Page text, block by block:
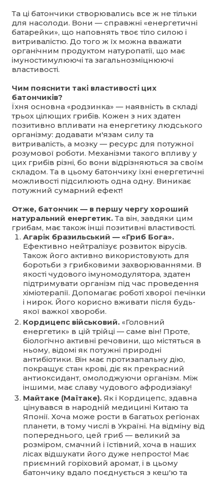
Та ці батончики створювались все ж не тільки
для насолоди. Вони — справжні «енергетичні
батарейки», що наповнять твоє тіло силою і
витривалістю. До того ж їх можна вважати
органічним продуктом натуропатії, що має
імуностимулюючі та загальнозміцнюючі
властивості.
Чим пояснити такі властивості цих
батончиків?
Їхня основна «родзинка» — наявність в складі
трьох цілющих грибів. Кожен з них здатен
позитивно впливати на енергетику людського
організму: додавати м'язам силу та
витривалість, а мозку — ресурс для потужної
розумової роботи. Механізми такого впливу у
цих грибів різні, бо вони відрізняються за своїм
складом. Та в цьому батончику їхні енергетичні
можливості підсилюють одна одну. Виникає
потужний сумарний ефект!
Отже, батончик — в першу чергу хороший
натуральний енергетик. Та він, завдяки цим
грибам, має також інші позитивні властивості.
Агарік бразильський — «Гриб Бога».
Ефективно нейтралізує розвиток вірусів.
Також його активно використовують для
боротьби з грибковими захворюваннями. В
якості чудового імуномодулятора, здатен
підтримувати організм під час проведення
хіміотерапії. Допомагає роботі хворої печінки
і нирок. Його корисно вживати після будь-
якої важкої хвороби.
Кордицепс військовий.«Головний
енергетик» в цій трійці — саме він! Проте,
біологічно активні речовини, що містяться в
ньому, відомі як потужні природні
антибіотики. Він має протизапальну дію,
покращує стан крові, діє як прекрасний
антиоксидант, омолоджуючи організм. Між
іншими, має славу чудового афродизіаку!
Майтаке (Маїтаке).Як і Кордицепс, здавна
цінувався в народній медицині Китаю та
Японії. Хоча може рости в багатьох регіонах
планети, в тому числі в Україні. На відміну від
попереднього, цей гриб — великий за
розміром, смачний і їстівний, хоча в наших
лісах відшукати його дуже непросто! Має
приємний горіховий аромат, і в цьому
батончику вдало поєднується з кеш'ю та